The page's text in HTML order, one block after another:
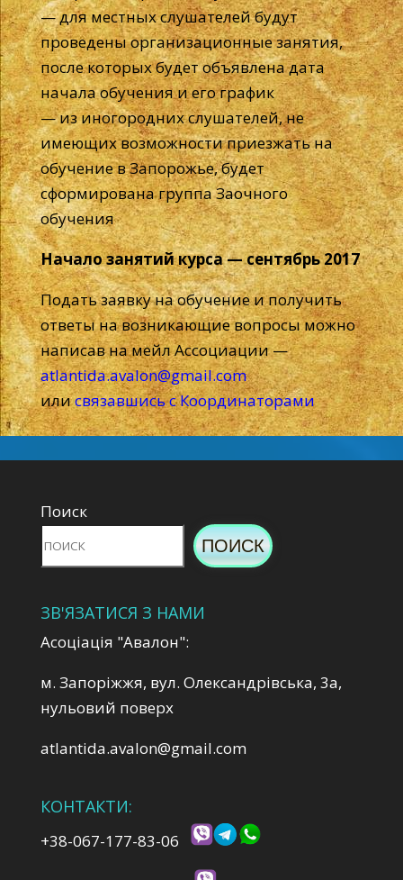
— для местных слушателей будут
проведены организационные занятия,
после которых будет объявлена дата
начала обучения и его график
— из иногородних слушателей, не
имеющих возможности приезжать на
обучение в Запорожье, будет
сформирована группа Заочного
обучения
Начало занятий курса — сентябрь 2017
Подать заявку на обучение и получить
ответы на возникающие вопросы можно
написав на мейл Ассоциации —
atlantida.avalon@gmail.com
илисвязавшись с Координаторами
Поиск
ПОИСК
ЗВ'ЯЗАТИСЯ З НАМИ
Асоціація "Авалон":
м. Запоріжжя, вул. Олександрівська, 3а,
нульовий поверх
atlantida.avalon@gmail.com
КОНТАКТИ:
+38-067-177-83-06